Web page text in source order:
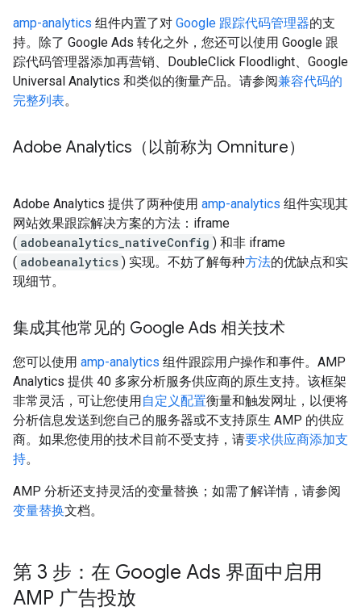
amp-analytics 组件内置了对 Google 跟踪代码管理器的支
持。除了 Google Ads 转化之外，您还可以使用 Google 跟
踪代码管理器添加再营销、DoubleClick Floodlight、Google
Universal Analytics 和类似的衡量产品。请参阅兼容代码的
完整列表。
Adobe Analytics（以前称为 Omniture）
Adobe Analytics 提供了两种使用 amp-analytics 组件实现其
网站效果跟踪解决方案的方法：iframe
( adobeanalytics_nativeConfig ) 和非 iframe
( adobeanalytics ) 实现。不妨了解每种方法的优缺点和实
现细节。
集成其他常见的 Google Ads 相关技术
您可以使用 amp-analytics 组件跟踪用户操作和事件。AMP
Analytics 提供 40 多家分析服务供应商的原生支持。该框架
非常灵活，可让您使用自定义配置衡量和触发网址，以便将
分析信息发送到您自己的服务器或不支持原生 AMP 的供应
商。如果您使用的技术目前不受支持，请要求供应商添加支
持。
AMP 分析还支持灵活的变量替换；如需了解详情，请参阅
变量替换文档。
第 3 步：在 Google Ads 界面中启用
AMP 广告投放